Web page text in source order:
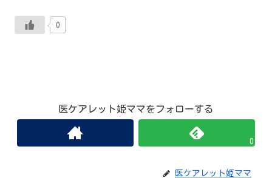
0
医ケアレット姫ママをフォローする
0
医ケアレット姫ママ